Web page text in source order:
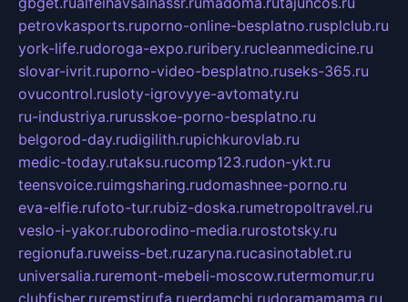
petrovkasports.ruporno-online-besplatno.rusplclub.ru
york-life.rudoroga-expo.ruribery.rucleanmedicine.ru
slovar-ivrit.ruporno-video-besplatno.ruseks-365.ru
ovucontrol.rusloty-igrovyye-avtomaty.ru
ru-industriya.rurusskoe-porno-besplatno.ru
belgorod-day.rudigilith.rupichkurovlab.ru
medic-today.rutaksu.rucomp123.rudon-ykt.ru
teensvoice.ruimgsharing.rudomashnee-porno.ru
eva-elfie.rufoto-tur.rubiz-doska.rumetropoltravel.ru
veslo-i-yakor.ruborodino-media.rurostotsky.ru
regionufa.ruweiss-bet.ruzaryna.rucasinotablet.ru
universalia.ruremont-mebeli-moscow.rutermomur.ru
clubfisher.ruremstirufa.ruerdamchi.rudoramamama.ru